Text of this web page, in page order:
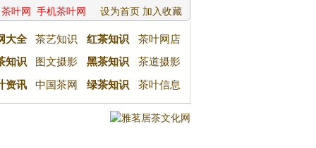
茶叶网 手机茶叶网 设为首页 加入收藏
大全 茶艺知识 红茶知识
茶叶网店
知识
图文摄影 黑茶知识 茶道摄影
资讯 中国茶网 绿茶知识 茶叶信息